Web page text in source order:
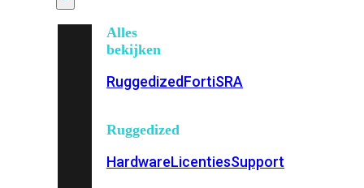
Alles
bekijken
RuggedizedFortiSRA
Ruggedized
HardwareLicentiesSupport